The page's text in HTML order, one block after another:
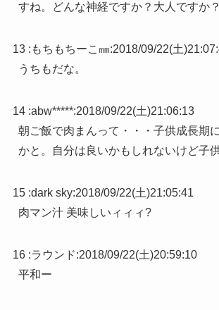
すね。どんな神経ですか？大人ですか
13 : もちもちーこ㎜:2018/09/22(土
うちもだな。
14 :abw*****:2018/09/22(土)21:06:13
朝ご飯で肉まんって・・・子供成長期
かと。自分は良いかもしれないけど子
15 :dark sky:2018/09/22(土)21:05:41
肉マン汁 美味しいィィィ?
16 :ラウンド:2018/09/22(土)20:59:10
平和ー